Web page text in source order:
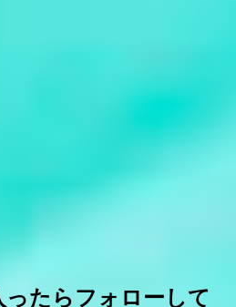
たらフォローして